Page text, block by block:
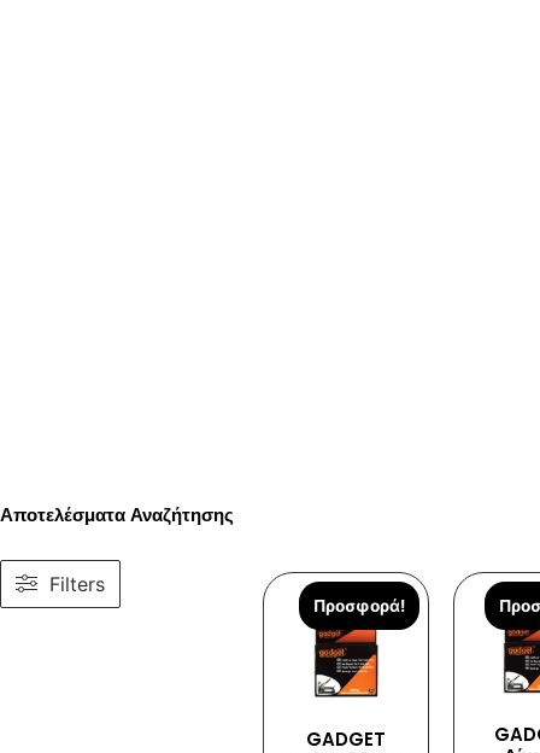
Αποτελέσματα Αναζήτησης
Filters
Προσφορά!
GADGET